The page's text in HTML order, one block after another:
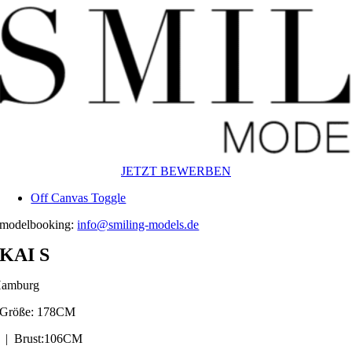
Zum
Inhalt
springen
JETZT BEWERBEN
Off Canvas Toggle
modelbooking:info@smiling-models.de
KAI S
Größe: 178CM
| Brust:106CM